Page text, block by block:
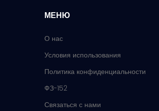
МЕНЮ
О нас
Условия использования
Политика конфиденциальности
ФЗ-152
Связаться с нами